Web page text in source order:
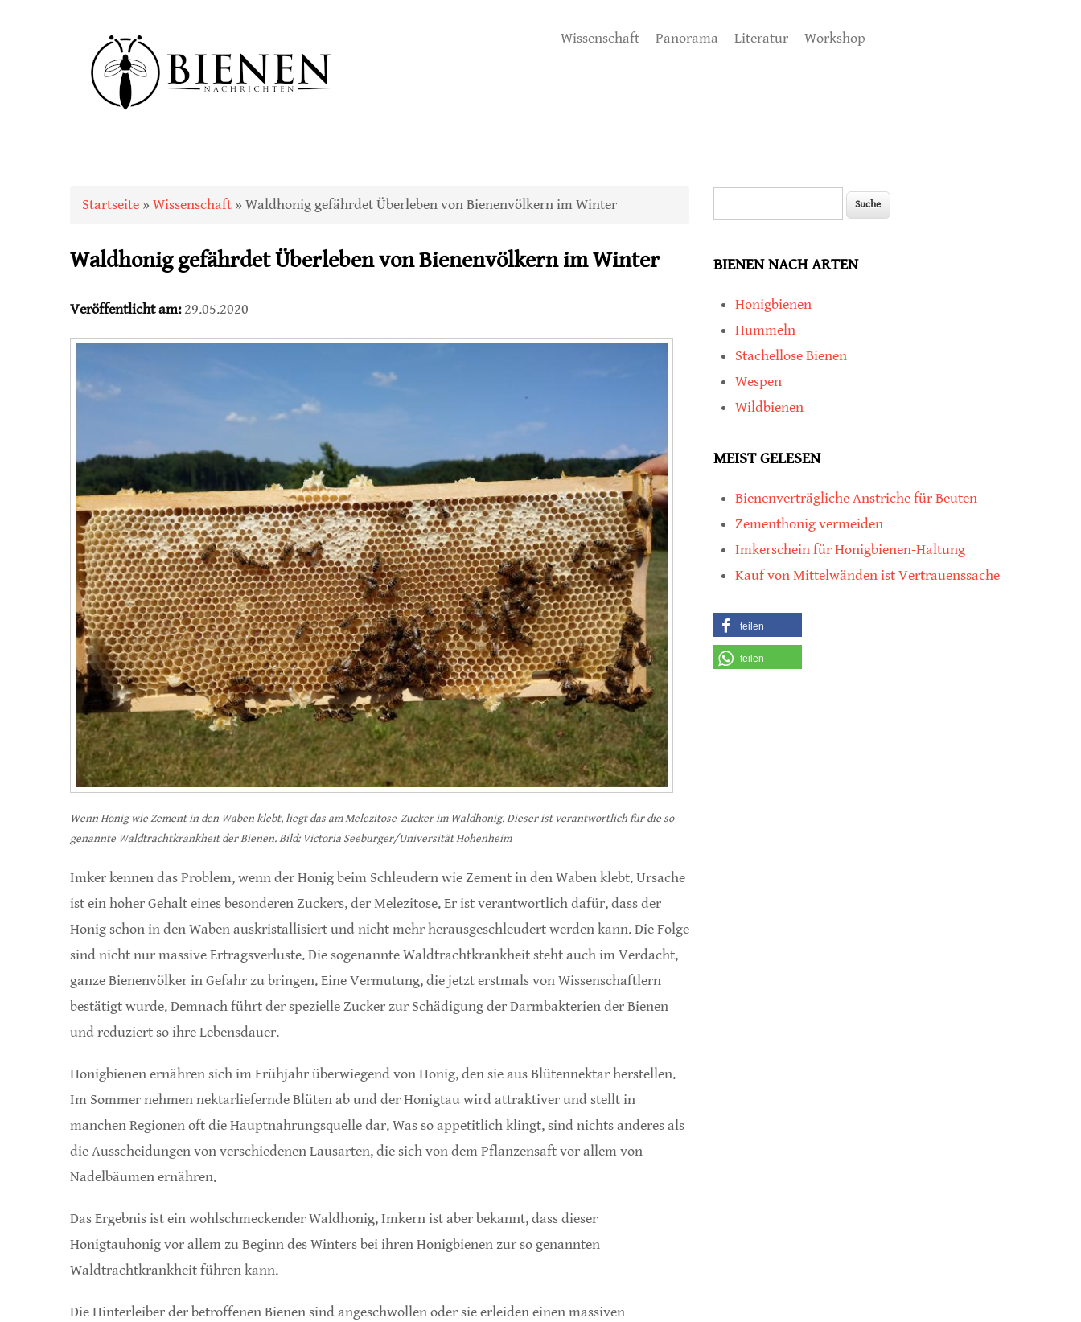
Wissenschaft Panorama Literatur Workshop
Sie sind hier
Startseite » Wissenschaft » Waldhonig gefährdet Überleben von Bienenvölkern im Winter
Waldhonig gefährdet Überleben von Bienenvölkern im Winter
Veröffentlicht am:29.05.2020
Wenn Honig wie Zement in den Waben klebt, liegt das am Melezitose-Zucker im Waldhonig. Dieser ist verantwortlich für die so
genannte Waldtrachtkrankheit der Bienen. Bild: Victoria Seeburger/Universität Hohenheim
Imker kennen das Problem, wenn der Honig beim Schleudern wie Zement in den Waben klebt. Ursache
ist ein hoher Gehalt eines besonderen Zuckers, der Melezitose. Er ist verantwortlich dafür, dass der
Honig schon in den Waben auskristallisiert und nicht mehr herausgeschleudert werden kann. Die Folge
sind nicht nur massive Ertragsverluste. Die sogenannte Waldtrachtkrankheit steht auch im Verdacht,
ganze Bienenvölker in Gefahr zu bringen. Eine Vermutung, die jetzt erstmals von Wissenschaftlern
bestätigt wurde. Demnach führt der spezielle Zucker zur Schädigung der Darmbakterien der Bienen
und reduziert so ihre Lebensdauer.
Honigbienen ernähren sich im Frühjahr überwiegend von Honig, den sie aus Blütennektar herstellen.
Im Sommer nehmen nektarliefernde Blüten ab und der Honigtau wird attraktiver und stellt in
manchen Regionen oft die Hauptnahrungsquelle dar. Was so appetitlich klingt, sind nichts anderes als
die Ausscheidungen von verschiedenen Lausarten, die sich von dem Pflanzensaft vor allem von
Nadelbäumen ernähren.
Das Ergebnis ist ein wohlschmeckender Waldhonig, Imkern ist aber bekannt, dass dieser
Honigtauhonig vor allem zu Beginn des Winters bei ihren Honigbienen zur so genannten
Waldtrachtkrankheit führen kann.
Die Hinterleiber der betroffenen Bienen sind angeschwollen oder sie erleiden einen massiven
BIENEN NACH ARTEN
Honigbienen
Hummeln
Stachellose Bienen
Wespen
Wildbienen
MEIST GELESEN
Bienenverträgliche Anstriche für Beuten
Zementhonig vermeiden
Imkerschein für Honigbienen-Haltung
Kauf von Mittelwänden ist Vertrauenssache
teilen
teilen